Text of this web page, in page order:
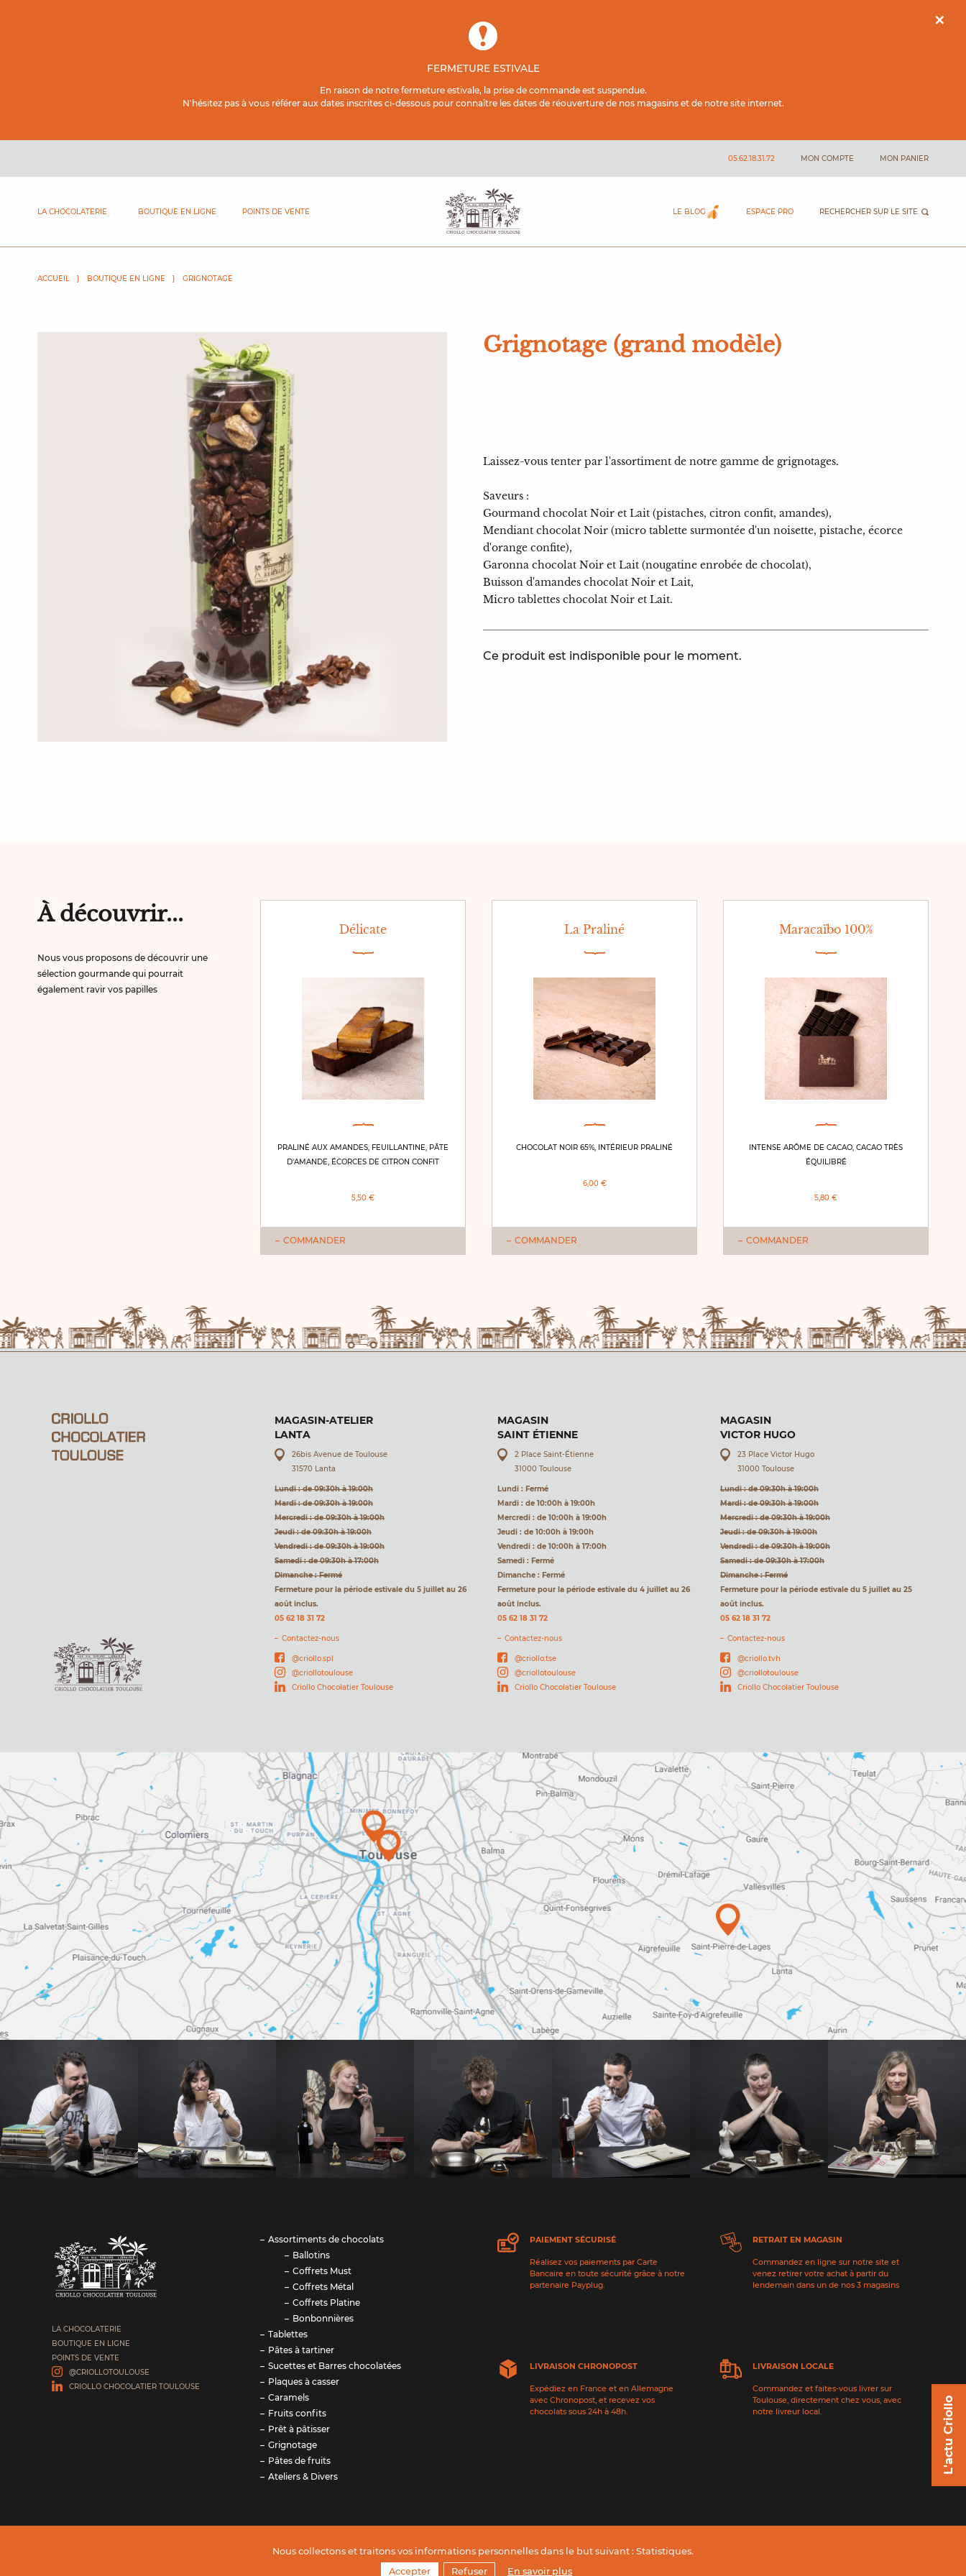
Nous collectons et traitons vos informations personnelles dans le but suivant : Statistiques.
Accepter
Refuser En savoir plus
FERMETURE ESTIVALE
En raison de notre fermeture estivale, la prise de commande est suspendue.
N'hésitez pas à vous référer aux dates inscrites ci-dessous pour connaître les dates de réouverture de nos magasins et de notre site internet.
×
05.62.18.31.72 MON COMPTE MON PANIER
LA CHOCOLATERIE BOUTIQUE EN LIGNE POINTS DE VENTE LE BLOG ESPACE PRO RECHERCHER SUR LE SITE
ACCUEIL BOUTIQUE EN LIGNE GRIGNOTAGE
Grignotage (grand modèle)
Laissez-vous tenter par l'assortiment de notre gamme de grignotages.
Saveurs :
Gourmand chocolat Noir et Lait (pistaches, citron confit, amandes),
Mendiant chocolat Noir (micro tablette surmontée d'un noisette, pistache, écorce
d'orange confite),
Garonna chocolat Noir et Lait (nougatine enrobée de chocolat),
Buisson d'amandes chocolat Noir et Lait,
Micro tablettes chocolat Noir et Lait.
Ce produit est indisponible pour le moment.
À découvrir...
Nous vous proposons de découvrir une
sélection gourmande qui pourrait
également ravir vos papilles
Délicate
PRALINÉ AUX AMANDES, FEUILLANTINE, PÂTE
D'AMANDE, ÉCORCES DE CITRON CONFIT
5,50 €
COMMANDER
La Praliné
CHOCOLAT NOIR 65%, INTÉRIEUR PRALINÉ
6,00 €
COMMANDER
Maracaïbo 100%
INTENSE ARÔME DE CACAO, CACAO TRÈS
ÉQUILIBRÉ
5,80 €
COMMANDER
L'actu Criollo
MAGASIN-ATELIER
LANTA
26bis Avenue de Toulouse
31570 Lanta
Lundi : de 09:30h à 19:00h
Mardi : de 09:30h à 19:00h
Mercredi : de 09:30h à 19:00h
Jeudi : de 09:30h à 19:00h
Vendredi : de 09:30h à 19:00h
Samedi : de 09:30h à 17:00h
Dimanche : Fermé
Fermeture pour la période estivale du 5 juillet au 26
août inclus.
05 62 18 31 72
Contactez-nous
@criollo.spl
@criollotoulouse
Criollo Chocolatier Toulouse
MAGASIN
SAINT ÉTIENNE
2 Place Saint-Étienne
31000 Toulouse
Lundi : Fermé
Mardi : de 10:00h à 19:00h
Mercredi : de 10:00h à 19:00h
Jeudi : de 10:00h à 19:00h
Vendredi : de 10:00h à 17:00h
Samedi : Fermé
Dimanche : Fermé
Fermeture pour la période estivale du 4 juillet au 26
août inclus.
05 62 18 31 72
Contactez-nous
@criollo.tse
@criollotoulouse
Criollo Chocolatier Toulouse
MAGASIN
VICTOR HUGO
23 Place Victor Hugo
31000 Toulouse
Lundi : de 09:30h à 19:00h
Mardi : de 09:30h à 19:00h
Mercredi : de 09:30h à 19:00h
Jeudi : de 09:30h à 19:00h
Vendredi : de 09:30h à 19:00h
Samedi : de 09:30h à 17:00h
Dimanche : Fermé
Fermeture pour la période estivale du 5 juillet au 25
août inclus.
05 62 18 31 72
Contactez-nous
@criollo.tvh
@criollotoulouse
Criollo Chocolatier Toulouse
LA CHOCOLATERIE
BOUTIQUE EN LIGNE
POINTS DE VENTE
@CRIOLLOTOULOUSE
CRIOLLO CHOCOLATIER TOULOUSE
Assortiments de chocolats
Ballotins
Coffrets Must
Coffrets Métal
Coffrets Platine
Bonbonnières
Tablettes
Pâtes à tartiner
Sucettes et Barres chocolatées
Plaques à casser
Caramels
Fruits confits
Prêt à pâtisser
Grignotage
Pâtes de fruits
Ateliers & Divers
PAIEMENT SÉCURISÉ
Réalisez vos paiements par Carte
Bancaire en toute sécurité grâce à notre
partenaire Payplug.
RETRAIT EN MAGASIN
Commandez en ligne sur notre site et
venez retirer votre achat à partir du
lendemain dans un de nos 3 magasins
LIVRAISON CHRONOPOST
Expédiez en France et en Allemagne
avec Chronopost, et recevez vos
chocolats sous 24h à 48h.
LIVRAISON LOCALE
Commandez et faites-vous livrer sur
Toulouse, directement chez vous, avec
notre livreur local.
Notre site de e-commerce s'inscrit dans le projet de transformation numérique de l'entreprise
Mentions légales